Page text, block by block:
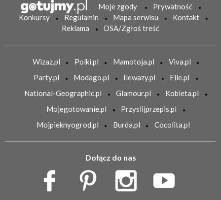
Moje zgody
Prywatność
Konkursy
Regulamin Mapa serwisu
Kontakt
Reklama
DSA/Zgłoś treść
Wizaz.pl Polki.pl Mamotoja.pl
Viva.pl
Party.pl
Modago.pl Ilewazy.pl
Elle.pl
National-Geographic.pl
Glamour.pl
Kobieta.pl
Mojegotowanie.pl
Przyslijprzepis.pl
Mojpieknyogrod.pl
Burda.pl Cocolita.pl
Dołącz do nas